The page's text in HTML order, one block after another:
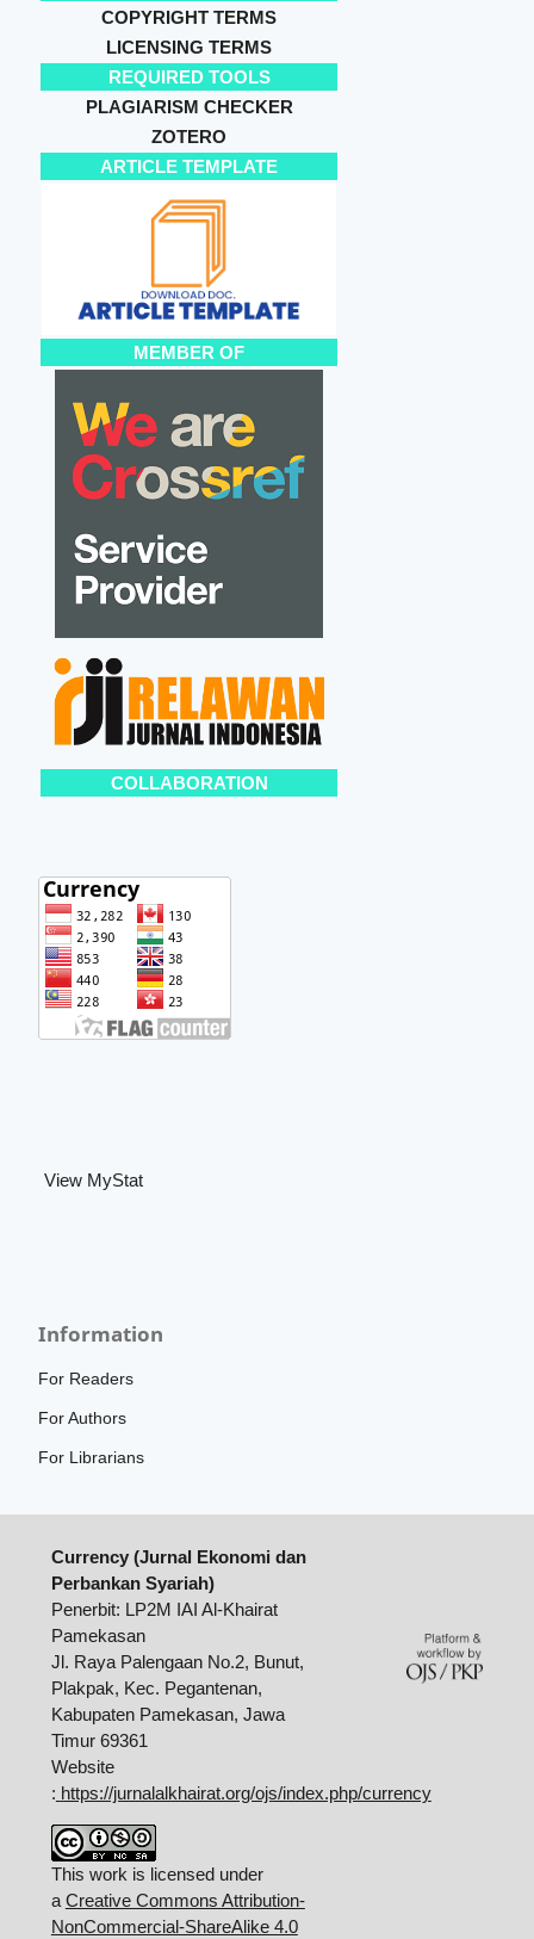
COPYRIGHT TERMS
LICENSING TERMS
REQUIRED TOOLS
PLAGIARISM CHECKER
ZOTERO
ARTICLE TEMPLATE
MEMBER OF
COLLABORATION
View MyStat
Information
For Readers
For Authors
For Librarians
Currency (Jurnal Ekonomi dan
Perbankan Syariah)
Penerbit: LP2M IAI Al-Khairat
Pamekasan
Jl. Raya Palengaan No.2, Bunut,
Plakpak, Kec. Pegantenan,
Kabupaten Pamekasan, Jawa
Timur 69361
Website
: https://jurnalalkhairat.org/ojs/index.php/currency
This work is licensed under
a Creative Commons Attribution-
NonCommercial-ShareAlike 4.0